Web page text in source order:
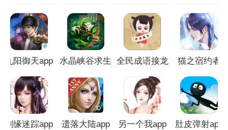
的游戏画面，让我们有极好的游戏体
验，游戏内容非常的丰富，欢迎各位来
下载这些游戏畅玩吧！
九阳御天app
水晶峡谷求生 全民成语接龙
猫之宿约者
剑缘迷踪app 遗落大陆app 另一个我app 肚皮弹射app